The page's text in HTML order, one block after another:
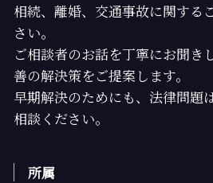
相続、離婚、交通事故に関する
さい。
ご相談者のお話を丁寧にお聞き
善の解決策をご提案します。
早期解決のためにも、法律問題
相談ください。
所属